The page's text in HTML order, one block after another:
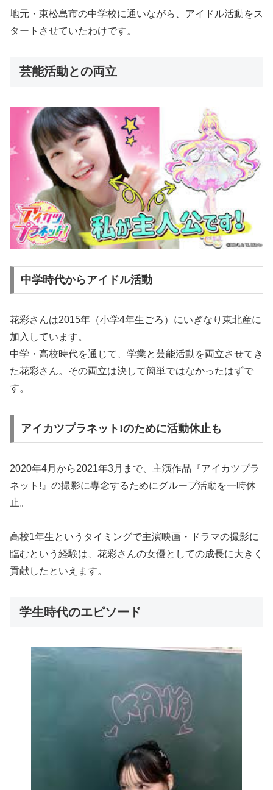
地元・東松島市の中学校に通いながら、アイドル活動をス
タートさせていたわけです。
芸能活動との両立
中学時代からアイドル活動
花彩さんは2015年（小学4年生ごろ）にいぎなり東北産に
加入しています。
中学・高校時代を通じて、学業と芸能活動を両立させてき
た花彩さん。その両立は決して簡単ではなかったはずで
す。
アイカツプラネット!のために活動休止も
2020年4月から2021年3月まで、主演作品『アイカツプラ
ネット!』の撮影に専念するためにグループ活動を一時休
止。
高校1年生というタイミングで主演映画・ドラマの撮影に
臨むという経験は、花彩さんの女優としての成長に大きく
貢献したといえます。
学生時代のエピソード